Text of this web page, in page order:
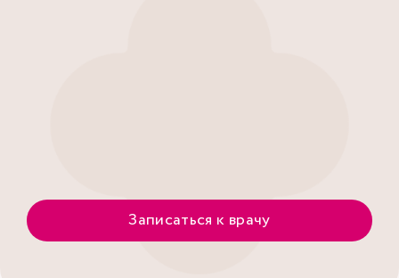
Записаться к врачу